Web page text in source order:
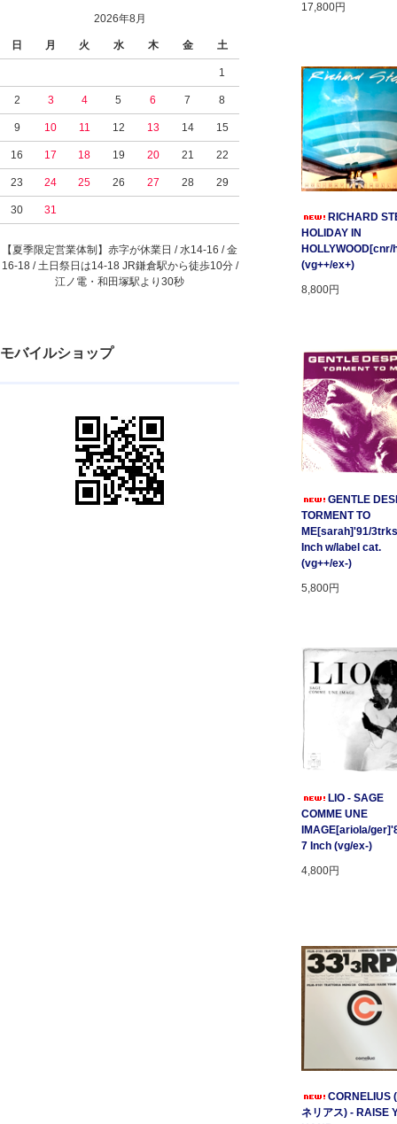
2026年8月
日 月 火 水 木 金 土
1
2 3 4 5 6 7 8
9 10 11 12 13 14 15
16 17 18 19 20 21 22
23 24 25 26 27 28 29
30 31
【夏季限定営業体制】赤字が休業日 / 水14-16 / 金
16-18 / 土日祭日は14-18 JR鎌倉駅から徒歩10分 /
江ノ電・和田塚駅より30秒
モバイルショップ
17,800円
RICHARD
HOLIDAY IN
(vg++/ex+)
8,800円
GENTLE
TORMENT TO
ME[sarah]'91/
Inch w/label cat.
(vg++/ex-)
5,800円
LIO - SAGE
COMME UNE
IMAGE[ariola/
7 Inch (vg/ex-)
4,800円
CORNELIUS
ネリアス) - RAISE